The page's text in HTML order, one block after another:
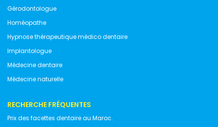
Gérodontologue
Homéopathe
Hypnose thérapeutique médico dentaire
Implantologue
Médecine dentaire
Médecine naturelle
RECHERCHE FRÉQUENTES
Prix des facettes dentaire au Maroc.